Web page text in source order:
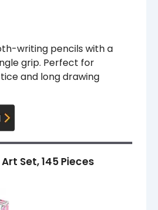
writing pencils with a
grip. Perfect for
and long drawing
Set, 145 Pieces